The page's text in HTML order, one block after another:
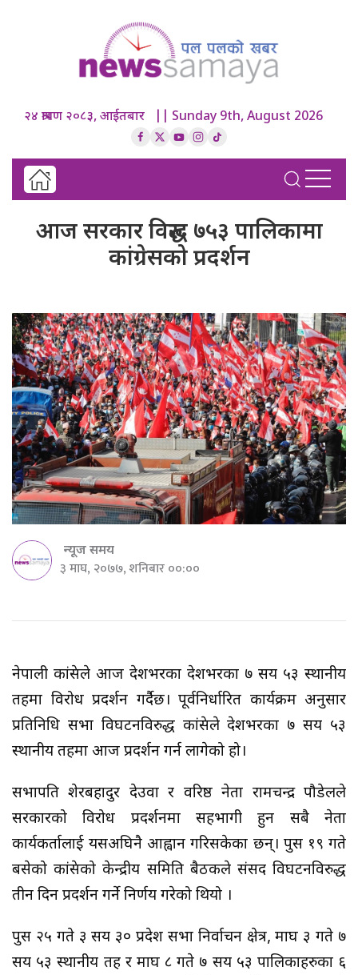
२४ श्रावण २०८३, आईतबार || Sunday 9th, August 2026
आज सरकार विरुद्ध ७५३ पालिकामा
कांग्रेसको प्रदर्शन
न्यूज समय
३ माघ, २०७७, शनिबार ००:००
नेपाली कांग्रेसले आज देशभरका देशभरका ७ सय ५३ स्थानीय
तहमा विरोध प्रदर्शन गर्दैछ। पूर्वनिर्धारित कार्यक्रम अनुसार
प्रतिनिधि सभा विघटनविरुद्ध कांग्रेसले देशभरका ७ सय ५३
स्थानीय तहमा आज प्रदर्शन गर्न लागेको हो।
सभापति शेरबहादुर देउवा र वरिष्ठ नेता रामचन्द्र पौडेलले
सरकारको विरोध प्रदर्शनमा सहभागी हुन सबै नेता
कार्यकर्तालाई यसअघिनै आह्वान गरिसकेका छन्। पुस १९ गते
बसेको कांग्रेसको केन्द्रीय समिति बैठकले संसद विघटनविरुद्ध
तीन दिन प्रदर्शन गर्ने निर्णय गरेको थियो ।
पुस २५ गते ३ सय ३० प्रदेश सभा निर्वाचन क्षेत्र, माघ ३ गते ७
सय ५३ स्थानीय तह र माघ ८ गते ७ सय ५३ पालिकाहरुका ६